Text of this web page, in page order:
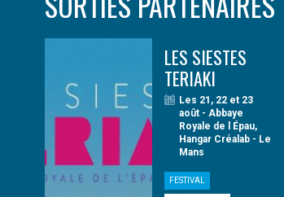
LES SIESTES
TERIAKI
Les 21, 22 et 23
août - Abbaye
Royale de l Épau,
Hangar Créalab - Le
Mans
FESTIVAL